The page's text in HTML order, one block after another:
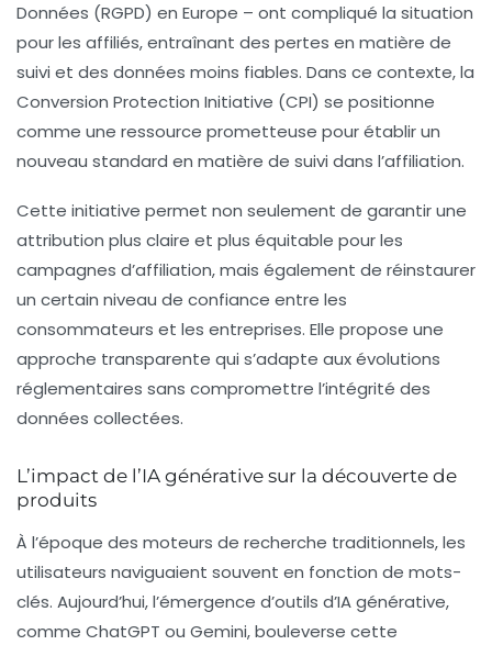
Données (RGPD) en Europe – ont compliqué la situation
pour les affiliés, entraînant des pertes en matière de
suivi et des données moins fiables. Dans ce contexte, la
Conversion Protection Initiative (CPI) se positionne
comme une ressource prometteuse pour établir un
nouveau standard en matière de suivi dans l’affiliation.
Cette initiative permet non seulement de garantir une
attribution plus claire et plus équitable pour les
campagnes d’affiliation, mais également de réinstaurer
un certain niveau de confiance entre les
consommateurs et les entreprises. Elle propose une
approche transparente qui s’adapte aux évolutions
réglementaires sans compromettre l’intégrité des
données collectées.
L’impact de l’IA générative sur la découverte de
produits
À l’époque des moteurs de recherche traditionnels, les
utilisateurs naviguaient souvent en fonction de mots-
clés. Aujourd’hui, l’émergence d’outils d’IA générative,
comme ChatGPT ou Gemini, bouleverse cette